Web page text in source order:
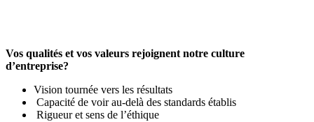
Vos qualités et vos valeurs rejoignent notre culture
d’entreprise?
Vision tournée vers les résultats
Capacité de voir au-delà des standards établis
Rigueur et sens de l’éthique